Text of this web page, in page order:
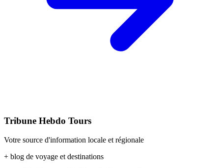
Tribune Hebdo Tours
Votre source d'information locale et régionale
+ blog de voyage et destinations